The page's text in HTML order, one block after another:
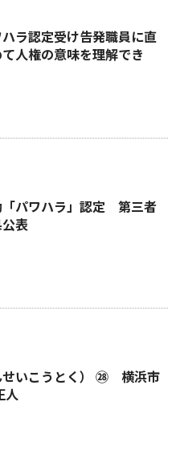
ラ認定受け告発職員に直
人権の意味を理解でき
「パワハラ」認定 第三者
表
せいこうとく） ㉘ 横浜市
人